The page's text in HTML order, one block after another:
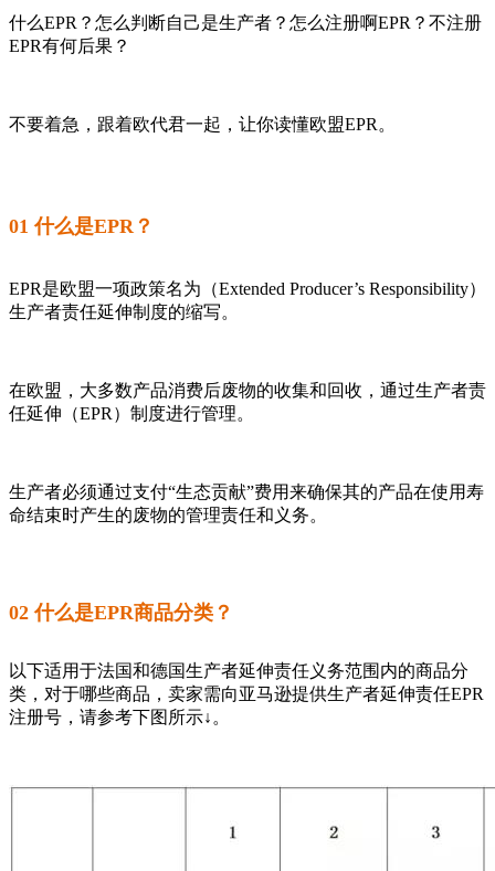
什么EPR？怎么判断自己是生产者？怎么注册啊EPR？不注册
EPR有何后果？
不要着急，跟着欧代君一起，让你读懂欧盟EPR。
01 什么是EPR？
EPR是欧盟一项政策名为（Extended Producer’s Responsibility）
生产者责任延伸制度的缩写。
在欧盟，大多数产品消费后废物的收集和回收，通过生产者责
任延伸（EPR）制度进行管理。
生产者必须通过支付“生态贡献”费用来确保其的产品在使用寿
命结束时产生的废物的管理责任和义务。
02 什么是EPR商品分类？
以下适用于法国和德国生产者延伸责任义务范围内的商品分
类，对于哪些商品，卖家需向亚马逊提供生产者延伸责任EPR
注册号，请参考下图所示↓。